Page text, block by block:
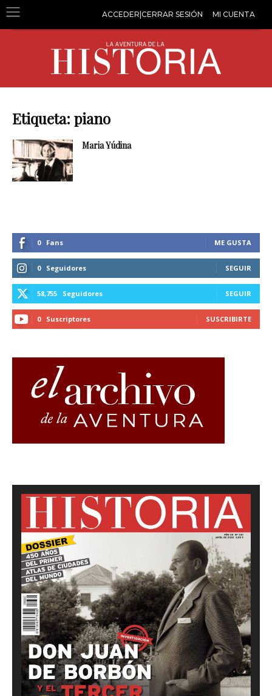
ACCEDER|CERRAR SESIÓN MI CUENTA
Etiqueta: piano
Maria Yúdina
0 Fans ME GUSTA
0 Seguidores SEGUIR
58,755 Seguidores SEGUIR
0 Suscriptores SUSCRIBIRTE